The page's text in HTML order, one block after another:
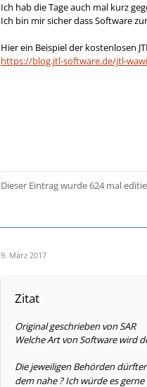
Ich hab die Tage auch mal kurz
Ich bin mir sicher dass Software
Hier ein Beispiel der kostenlosen
https://blog.jtl-software.de/jtl-
Dieser Eintrag wurde 624 mal
9. März 2017
Zitat
Original geschrieben von SAR
Welche Art von Software wird
Die jeweiligen Behörden
dem nahe ? Ich würde es